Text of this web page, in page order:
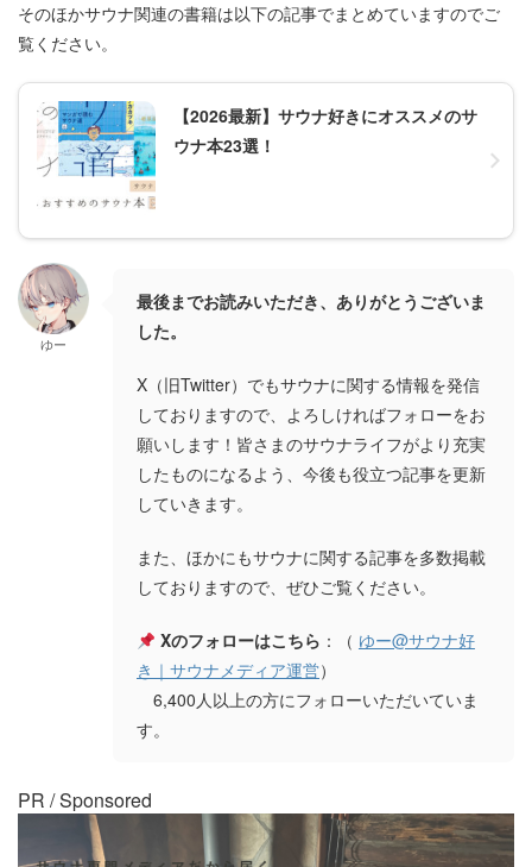
そのほかサウナ関連の書籍は以下の記事でまとめていますのでご
覧ください。
【2026最新】サウナ好きにオススメのサ
ウナ本23選！
ゆー
最後までお読みいただき、ありがとうございま
した。
X（旧Twitter）でもサウナに関する情報を発信
しておりますので、よろしければフォローをお
願いします！皆さまのサウナライフがより充実
したものになるよう、今後も役立つ記事を更新
していきます。
また、ほかにもサウナに関する記事を多数掲載
しておりますので、ぜひご覧ください。
Xのフォローはこちら ：（ ゆー@サウナ好
き｜サウナメディア運営）
6,400人以上の方にフォローいただいていま
す。
PR / Sponsored